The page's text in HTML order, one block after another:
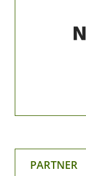
PARTNER